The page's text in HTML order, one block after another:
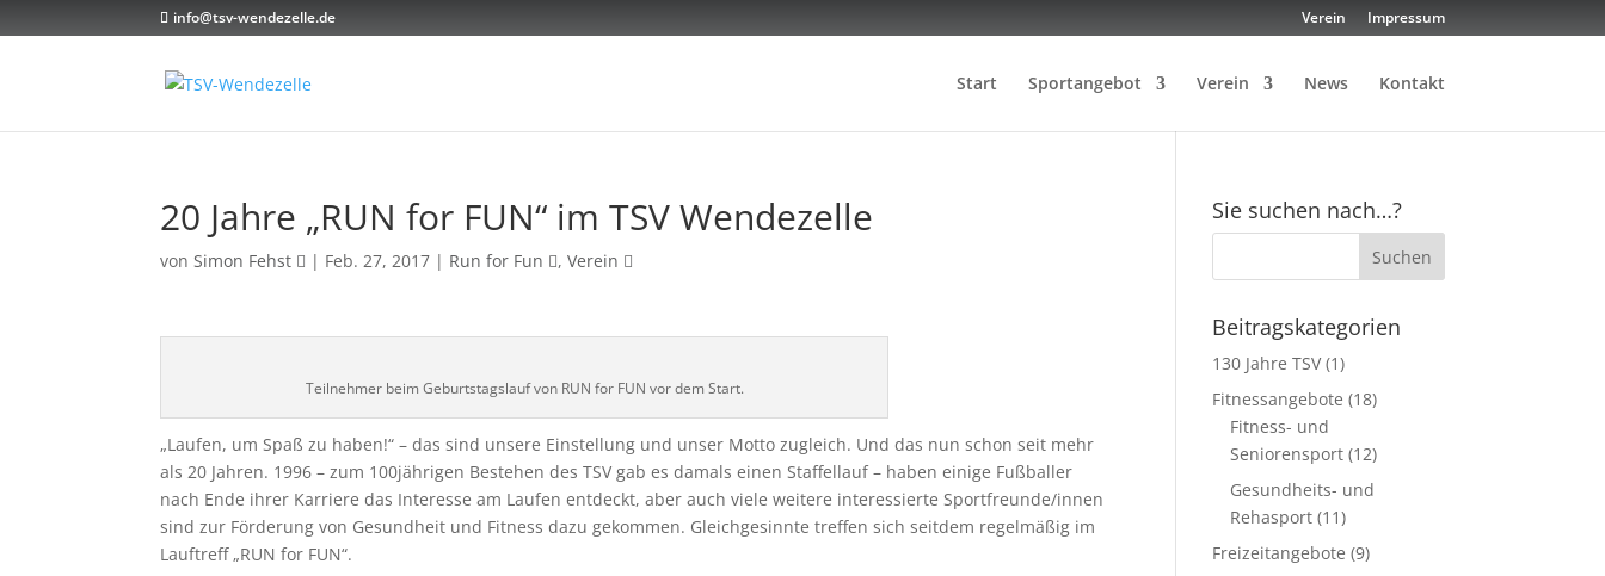
info@tsv-wendezelle.de Verein Impressum
Start Sportangebot Verein News Kontakt
20 Jahre „RUN for FUN“ im TSV Wendezelle
vonSimon Fehst | Feb. 27, 2017 | Run for Fun ,Verein
Teilnehmer beim Geburtstagslauf von RUN for FUN vor dem Start.
„Laufen, um Spaß zu haben!“ – das sind unsere Einstellung und unser Motto zugleich. Und das nun schon seit mehr
als 20 Jahren. 1996 – zum 100jährigen Bestehen des TSV gab es damals einen Staffellauf – haben einige Fußballer
nach Ende ihrer Karriere das Interesse am Laufen entdeckt, aber auch viele weitere interessierte Sportfreunde/innen
sind zur Förderung von Gesundheit und Fitness dazu gekommen. Gleichgesinnte treffen sich seitdem regelmäßig im
Lauftreff „RUN for FUN“.
Sie suchen nach…?
Beitragskategorien
130 Jahre TSV(1)
Fitnessangebote (18)
Fitness- und
Seniorensport (12)
Gesundheits- und
Rehasport (11)
Freizeitangebote (9)